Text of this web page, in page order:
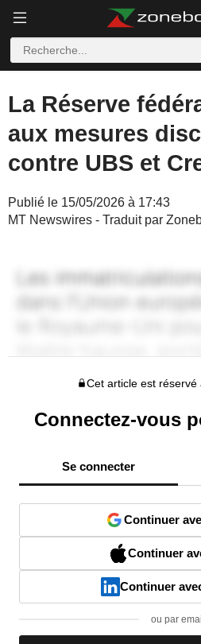
La Réserve
aux mesures
contre UBS et
Publié le 15/05/2026 à 17:43
MT Newswires - Traduit par
Cet article est
Connectez-vous
Se connecter
Continuer
Continuer
Continuer
ou par email